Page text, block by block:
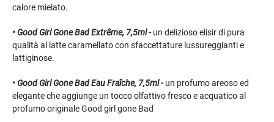
calore mielato.
• Good Girl Gone Bad Extrême, 7,5ml - un delizioso elisir di pura
qualità al latte caramellato con sfaccettature lussureggianti e
lattiginose.
• Good Girl Gone Bad Eau Fraîche, 7,5ml - un profumo areoso ed
elegante che aggiunge un tocco olfattivo fresco e acquatico al
profumo originale Good girl gone Bad